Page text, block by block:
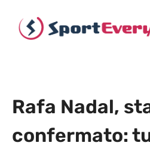
Rafa Nadal,
confermato: